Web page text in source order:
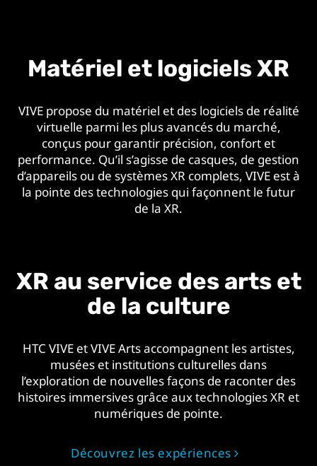
Matériel et logiciels XR
VIVE propose du matériel et des logiciels de réalité
virtuelle parmi les plus avancés du marché,
conçus pour garantir précision, confort et
performance. Qu’il s’agisse de casques, de gestion
d’appareils ou de systèmes XR complets, VIVE est à
la pointe des technologies qui façonnent le futur
de la XR.
XR au service des arts et
de la culture
HTC VIVE et VIVE Arts accompagnent les artistes,
musées et institutions culturelles dans
l’exploration de nouvelles façons de raconter des
histoires immersives grâce aux technologies XR et
numériques de pointe.
Découvrez les expériences